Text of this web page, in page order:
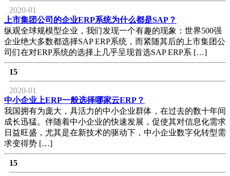
2020-01
上市集团公司的企业ERP系统为什么都是SAP？
纵观全球规模型企业，我们发现一个有趣的现象：世界500强
企业绝大多数都选择SAP ERP系统，而紧随其后的上市集团公
司们在对ERP系统的选择上几乎呈现首选SAP ERP系 […]
15
2020-01
中小企业上ERP一般选择哪家云ERP？
我国拥有为庞大，具活力的中小企业群体，在过去的数十年间
成长迅猛。伴随着中小企业的快速发展，促使其对信息化需求
日益旺盛，尤其是在新技术的驱动下，中小企业数字化转型需
求变得势 […]
15